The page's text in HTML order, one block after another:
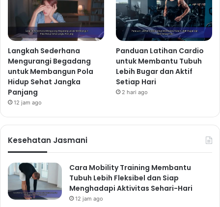
Langkah Sederhana
Mengurangi Begadang
untuk Membangun Pola
Hidup Sehat Jangka
Panjang
12 jam ago
Panduan Latihan Cardio
untuk Membantu Tubuh
Lebih Bugar dan Aktif
Setiap Hari
2 hari ago
Kesehatan Jasmani
Cara Mobility Training Membantu
Tubuh Lebih Fleksibel dan Siap
Menghadapi Aktivitas Sehari-Hari
12 jam ago